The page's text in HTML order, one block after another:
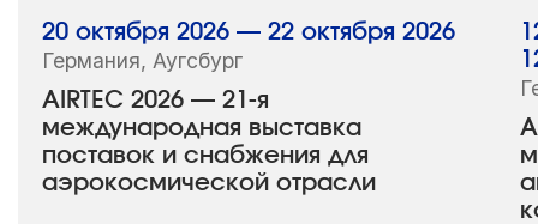
AIRTEC 2026 — 21-я
международная выставка
поставок и снабжения для
аэрокосмической отрасли
20 октября 2026 — 22 октября 2026
Германия, Аугсбург